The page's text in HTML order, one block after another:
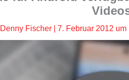
Denny Fischer 7. Februar 2012 um